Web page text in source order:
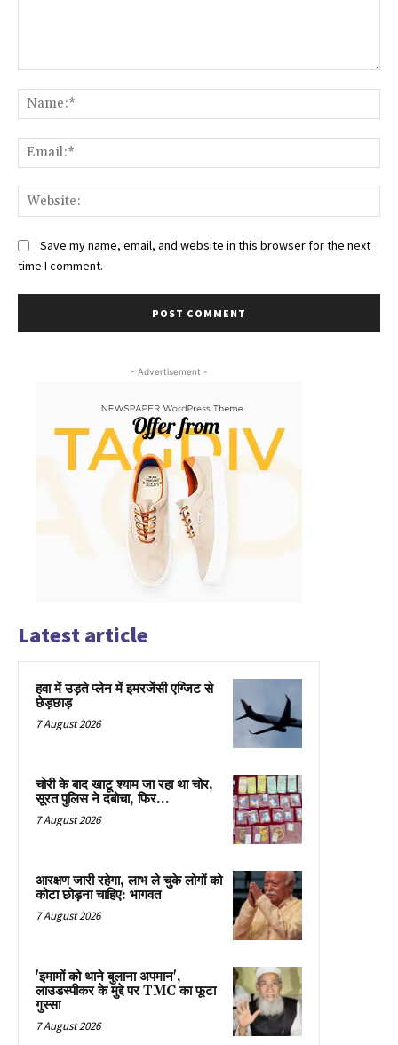
Save my name, email, and website in this browser for the next
time I comment.
- Advertisement -
Latest article
हवा में उड़ते प्लेन में इमरजेंसी एग्जिट से
छेड़छाड़
7 August 2026
चोरी के बाद खाटू श्याम जा रहा था चोर,
सूरत पुलिस ने दबोचा, फिर…
7 August 2026
आरक्षण जारी रहेगा, लाभ ले चुके लोगों को
कोटा छोड़ना चाहिए: भागवत
7 August 2026
'इमामों को थाने बुलाना अपमान',
लाउडस्पीकर के मुद्दे पर TMC का फूटा
गुस्सा
7 August 2026